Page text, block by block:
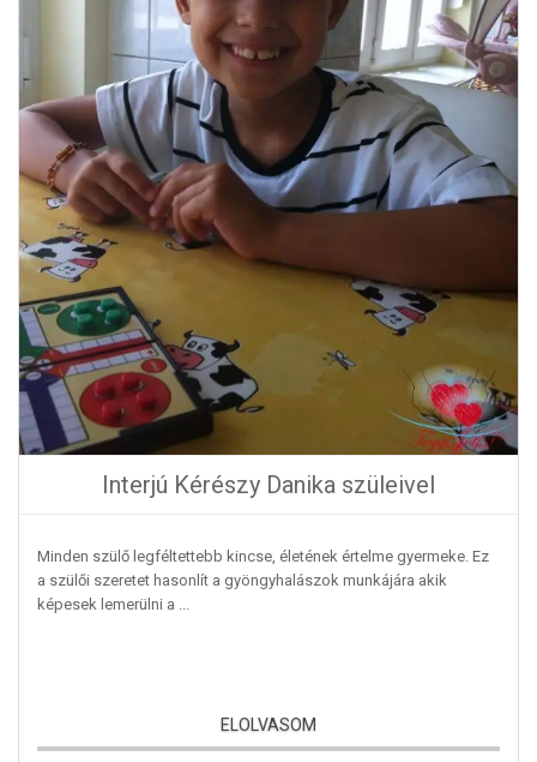
Interjú Kérészy Danika szüleivel
Minden szülő legféltettebb kincse, életének értelme gyermeke. Ez
a szülői szeretet hasonlít a gyöngyhalászok munkájára akik
képesek lemerülni a ...
ELOLVASOM